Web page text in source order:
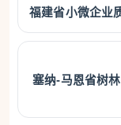
福建省小微企业
塞纳-马恩省树